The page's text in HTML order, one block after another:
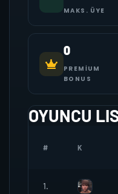
MAKS. ÜYE
0
PREMIUM
BONUS
OYUNCU
# K
1.